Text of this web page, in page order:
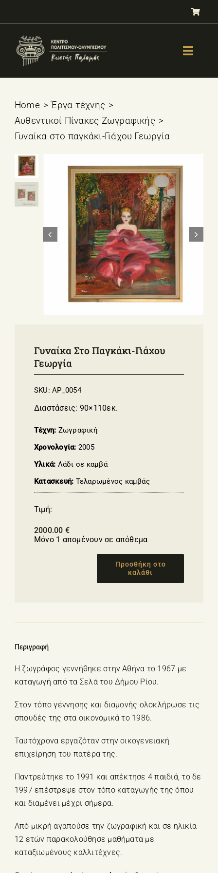
Toggle
ΟΛΥΜΠΙΣΜΟΣ
ΤΕΣΤ ΕΠΙΛΟΓΗΣ ΑΘΛΗΜΑΤΟΣ
ΒΙΒΛΙΑ
ΜΑΘΗΜΑΤΑ
E-SHOP – Πωλητήριο
ΕΚΔΗΛΩΣΕΙΣ
Home
Έργα τέχνης
Αυθεντικοί Πίνακες Ζωγραφικής
Γυναίκα στο παγκάκι-Γιάχου Γεωργία
Γυναίκα Στο Παγκάκι-Γιάχου
Γεωργία
SKU:AP_0054
Διαστάσεις: 90×110εκ.
Τέχνη: Ζωγραφική
Χρονολογία: 2005
Υλικά: Λάδι σε καμβά
Κατασκευή: Τελαρωμένος καμβάς
Τιμή:
2000.00 €
Μόνο 1 απομένουν σε απόθεμα
Προσθήκη στο
καλάθι
Περιγραφή
Η ζωγράφος γεννήθηκε στην Αθήνα το 1967 με
καταγωγή από τα Σελά του Δήμου Ρίου.
Στον τόπο γέννησης και διαμονής ολοκλήρωσε τις
σπουδές της στα οικονομικά το 1986.
Ταυτόχρονα εργαζόταν στην οικογενειακή
επιχείρηση του πατέρα της.
Παντρεύτηκε το 1991 και απέκτησε 4 παιδιά, το δε
1997 επέστρεψε στον τόπο καταγωγής της όπου
και διαμένει μέχρι σήμερα.
Από μικρή αγαπούσε την ζωγραφική και σε ηλικία
12 ετών παρακολούθησε μαθήματα με
καταξιωμένους καλλιτέχνες.